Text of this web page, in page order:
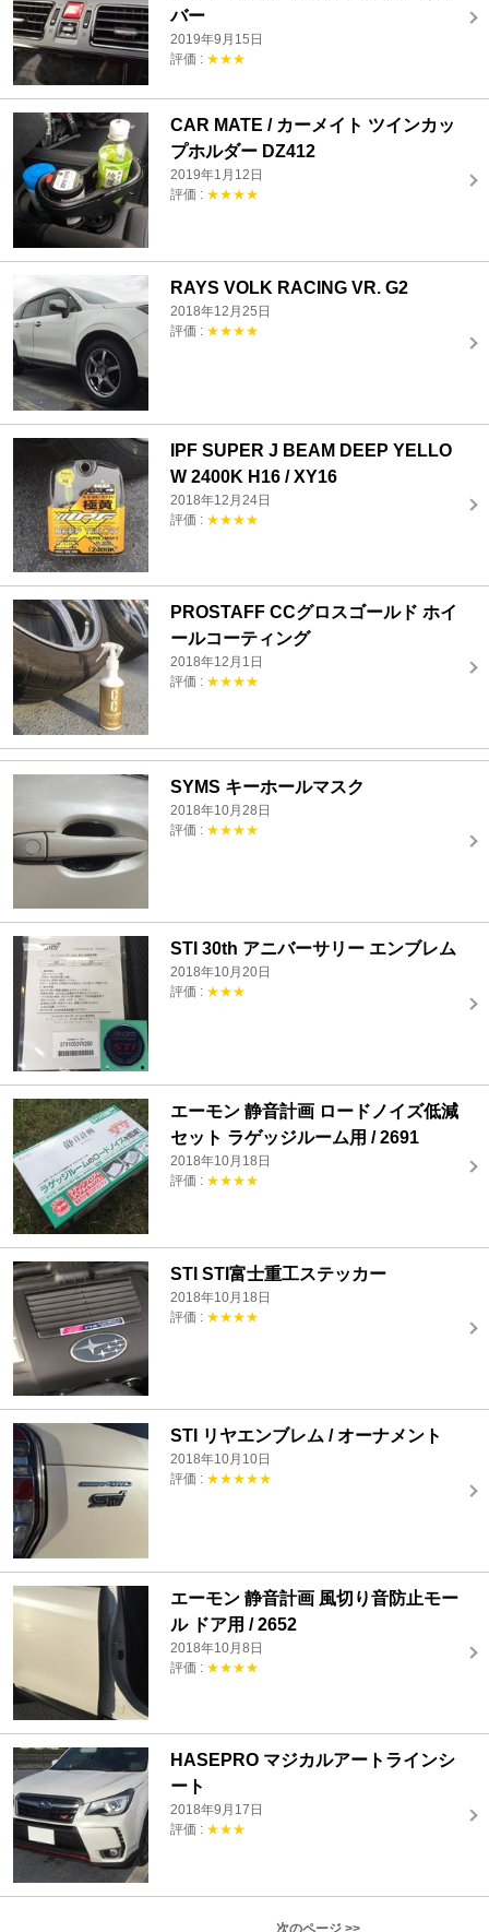
バー
2019年9月15日
評価 : ★★★
CAR MATE / カーメイト ツインカッ
プホルダー DZ412
2019年1月12日
評価 : ★★★★
RAYS VOLK RACING VR. G2
2018年12月25日
評価 : ★★★★
IPF SUPER J BEAM DEEP YELLO
W 2400K H16 / XY16
2018年12月24日
評価 : ★★★★
PROSTAFF CCグロスゴールド ホイ
ールコーティング
2018年12月1日
評価 : ★★★★
SYMS キーホールマスク
2018年10月28日
評価 : ★★★★
STI 30th アニバーサリー エンブレム
2018年10月20日
評価 : ★★★
エーモン 静音計画 ロードノイズ低減
セット ラゲッジルーム用 / 2691
2018年10月18日
評価 : ★★★★
STI STI富士重工ステッカー
2018年10月18日
評価 : ★★★★
STI リヤエンブレム / オーナメント
2018年10月10日
評価 : ★★★★★
エーモン 静音計画 風切り音防止モー
ル ドア用 / 2652
2018年10月8日
評価 : ★★★★
HASEPRO マジカルアートラインシ
ート
2018年9月17日
評価 : ★★★
次のページ >>